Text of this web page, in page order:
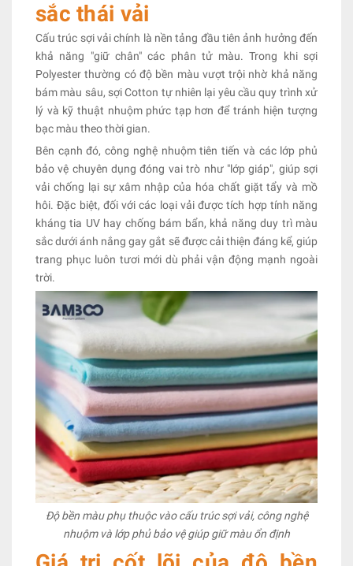
sắc thái vải
Cấu trúc sợi vải chính là nền tảng đầu tiên ảnh hưởng đến
khả năng "giữ chân" các phân tử màu. Trong khi sợi
Polyester thường có độ bền màu vượt trội nhờ khả năng
bám màu sâu, sợi Cotton tự nhiên lại yêu cầu quy trình xử
lý và kỹ thuật nhuộm phức tạp hơn để tránh hiện tượng
bạc màu theo thời gian.
Bên cạnh đó, công nghệ nhuộm tiên tiến và các lớp phủ
bảo vệ chuyên dụng đóng vai trò như "lớp giáp", giúp sợi
vải chống lại sự xâm nhập của hóa chất giặt tẩy và mồ
hôi. Đặc biệt, đối với các loại vải được tích hợp tính năng
kháng tia UV hay chống bám bẩn, khả năng duy trì màu
sắc dưới ánh nắng gay gắt sẽ được cải thiện đáng kể, giúp
trang phục luôn tươi mới dù phải vận động mạnh ngoài
trời.
Độ bền màu phụ thuộc vào cấu trúc sợi vải, công nghệ
nhuộm và lớp phủ bảo vệ giúp giữ màu ổn định